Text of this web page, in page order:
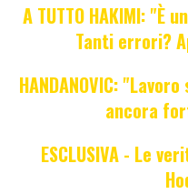
A TUTTO HAKIMI: "È
Tanti errori?
HANDANOVIC:
ancora
ESCLUSIVA - Le